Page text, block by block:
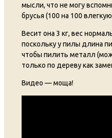
мысли, что не могу
брусья (100 на 100
Весит она 3 кг, вес
поскольку у пилы длина
чтобы пилить металл
только по дереву как
Видео — моща!